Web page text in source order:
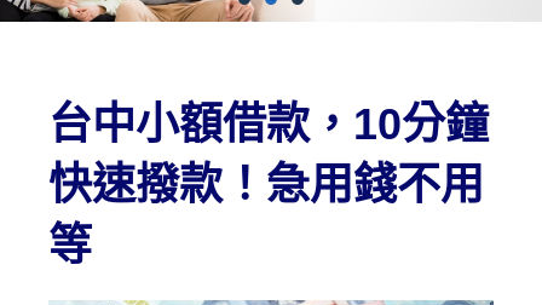
台中小額借款，10分鐘
快速撥款！急用錢不用
等